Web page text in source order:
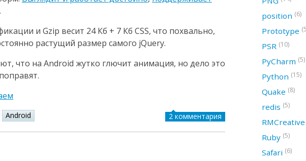
.
и Gzip весит 24 Кб + 7 Кб CSS, что похвально,
растущий размер самого jQuery.
что на Android жутко глючит анимация, но дело это
Android 2 комментария
position (6)
Prototype
PSR (10)
PyCharm (5)
Python (15)
Quake (8)
redis (5)
RMCreative
Ruby (5)
Safari (6)